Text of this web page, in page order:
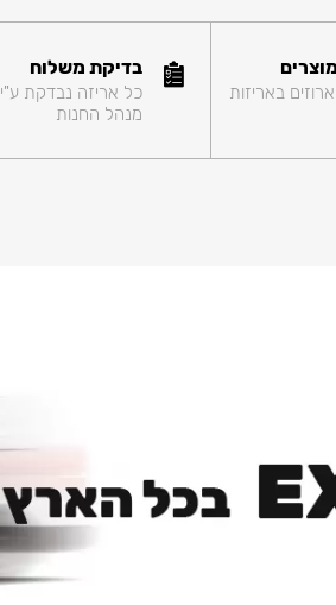
באריזות
בדיקת משלוח
כל אריזה נבדקת ע"י
מנהל החנות